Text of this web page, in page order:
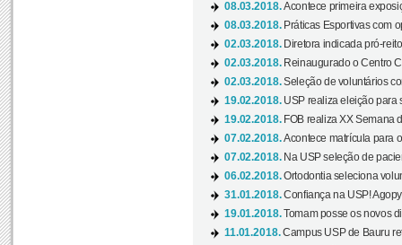
08.03.2018.Acontece primeira
08.03.2018. Práticas Esportivas com
02.03.2018. Diretora indicada pró-
02.03.2018. Reinaugurado o Centro
02.03.2018.Seleção de voluntários
19.02.2018. USP realiza eleição para
19.02.2018. FOB realiza XX Semana
07.02.2018.Acontece matrícula para
07.02.2018. Na USP seleção de
06.02.2018.Ortodontia seleciona
31.01.2018.Confiança na USP!
19.01.2018.Tomam posse os novos
11.01.2018.Campus USP de Bauru